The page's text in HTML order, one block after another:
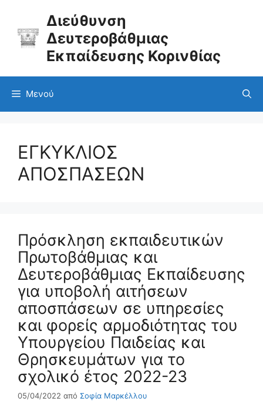
Διεύθυνση
Δευτεροβάθμιας
Εκπαίδευσης Κορινθίας
Μενού
ΕΓΚΥΚΛΙΟΣ
ΑΠΟΣΠΑΣΕΩΝ
Πρόσκληση εκπαιδευτικών
Πρωτοβάθμιας και
Δευτεροβάθμιας Εκπαίδευσης
για υποβολή αιτήσεων
αποσπάσεων σε υπηρεσίες
και φορείς αρμοδιότητας του
Υπουργείου Παιδείας και
Θρησκευμάτων για το
σχολικό έτος 2022-23
05/04/2022 από Σοφία Μαρκέλλου